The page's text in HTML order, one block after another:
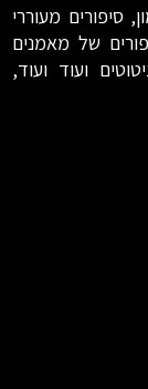
סיפורים מעוררי
של מאמנים
ועוד ועוד,